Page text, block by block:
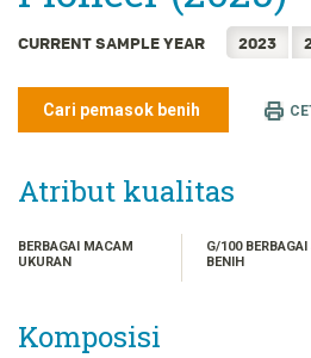
한국어
简体中文
ไทย
CURRENT SAMPLE YEAR 2023
Cari pemasok benih
Atribut kualitas
BERBAGAI MACAM
UKURAN
G/100 BERBAGAI
BENIH
Komposisi